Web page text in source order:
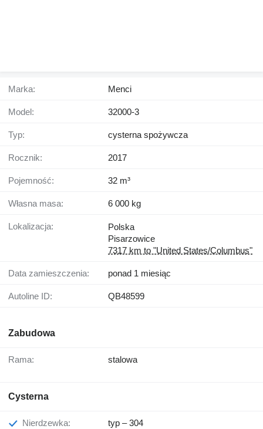
Marka: Menci
Model: 32000-3
Typ: cysterna spożywcza
Rocznik: 2017
Pojemność: 32 m³
Własna masa: 6 000 kg
Lokalizacja:
Polska
Pisarzowice
7317 km to "United States/Columbus"
Data zamieszczenia: ponad 1 miesiąc
Autoline ID: QB48599
Zabudowa
Rama: stalowa
Cysterna
Nierdzewka: typ – 304